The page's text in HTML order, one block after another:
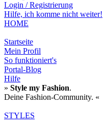
Login / Registrierung
Hilfe, ich komme nicht weiter!
HOME
Startseite
Mein Profil
So funktioniert's
Portal-Blog
Hilfe
» Style my Fashion.
Deine Fashion-Community. «
STYLES